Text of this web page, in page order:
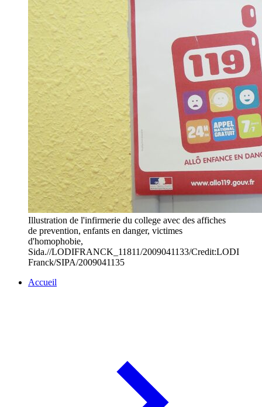
Illustration de l'infirmerie du college avec des affiches
de prevention, enfants en danger, victimes
d'homophobie,
Sida.//LODIFRANCK_11811/2009041133/Credit:LODI
Franck/SIPA/2009041135
Accueil